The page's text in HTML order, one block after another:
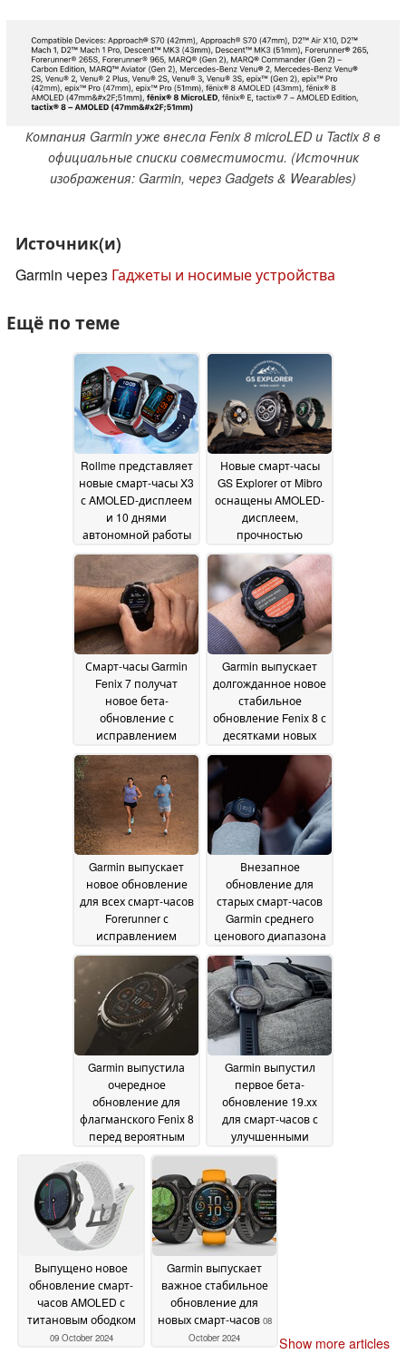
Компания Garmin уже внесла Fenix 8 microLED и Tactix 8 в
официальные списки совместимости. (Источник
изображения: Garmin, через Gadgets & Wearables)
Источник(и)
Garmin через Гаджеты и носимые устройства
Ещё по теме
Rollme представляет
новые смарт-часы X3
с AMOLED-дисплеем
и 10 днями
автономной работы
31 October 2024
Новые смарт-часы
GS Explorer от Mibro
оснащены AMOLED-
дисплеем,
прочностью
военного класса и
временем
автономной работы
до 60 дней25 October
2024
Смарт-часы Garmin
Fenix 7 получат
новое бета-
обновление с
исправлением
ошибки
отслеживания сна
October 2024
Garmin выпускает
долгожданное новое
стабильное
обновление Fenix 8 с
десятками новых
функций, улучшений
и важных
исправлений
ошибок 11 October 2024
Garmin выпускает
новое обновление
для всех смарт-часов
Forerunner с
исправлением
ошибок11 October 2024
Внезапное
обновление для
старых смарт-часов
Garmin среднего
ценового диапазона
стало официальным
11 October 2024
Garmin выпустила
очередное
обновление для
флагманского Fenix 8
перед вероятным
новым стабильным
релизом
10 October 2024
Garmin выпустил
первое бета-
обновление 19.xx
для смарт-часов с
улучшенными
картами10 October 2024
Выпущено новое
обновление смарт-
часов AMOLED с
титановым ободком
09 October 2024
Garmin выпускает
важное стабильное
обновление для
новых смарт-часов 08
October 2024
Show more articles